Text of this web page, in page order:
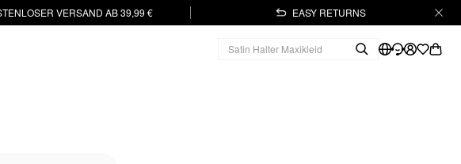
VERSAND AB 39,99 € EASY RETURNS